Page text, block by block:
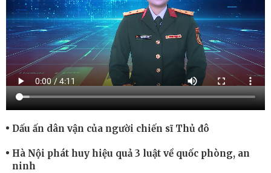
Dấu ấn dân vận của người chiến sĩ Thủ đô
Hà Nội phát huy hiệu quả 3 luật về quốc phòng, an
ninh